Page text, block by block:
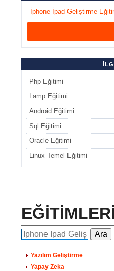
İphone İpad Geliştirme
Php Eğitimi
Lamp Eğitimi
Android Eğitimi
Sql Eğitimi
Oracle Eğitimi
Linux Temel Eğitimi
Yazılım Geliştirme
Yapay Zeka